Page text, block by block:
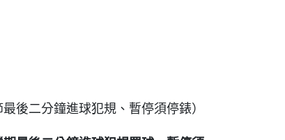
後二分鐘進球犯規、暫停須停錶）